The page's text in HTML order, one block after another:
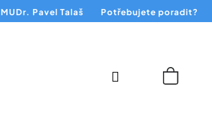
MUDr. Pavel Talaš Potřebujete poradit?
Přihlášení